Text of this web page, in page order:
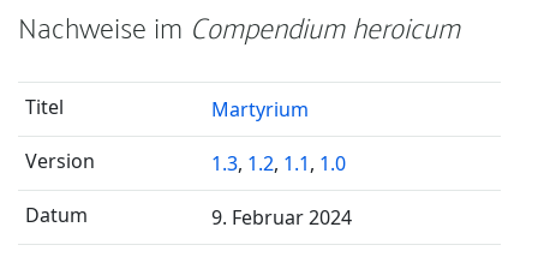
Nachweise im Compendium heroicum
Martyrium
1.3, 1.2, 1.1, 1.0
9. Februar 2024